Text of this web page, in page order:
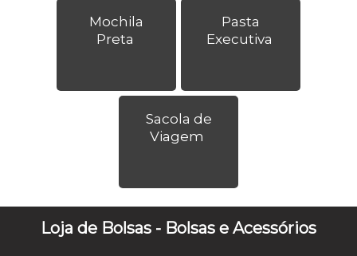
Mochila
Preta
Pasta
Executiva
Sacola de
Viagem
Loja de Bolsas - Bolsas e Acessórios